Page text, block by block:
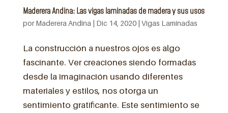
Maderera Andina: Las vigas laminadas de madera y sus usos
porMaderera Andina | Dic 14, 2020| Vigas Laminadas
La construcción a nuestros ojos es algo
fascinante. Ver creaciones siendo formadas
desde la imaginación usando diferentes
materiales y estilos, nos otorga un
sentimiento gratificante. Este sentimiento se